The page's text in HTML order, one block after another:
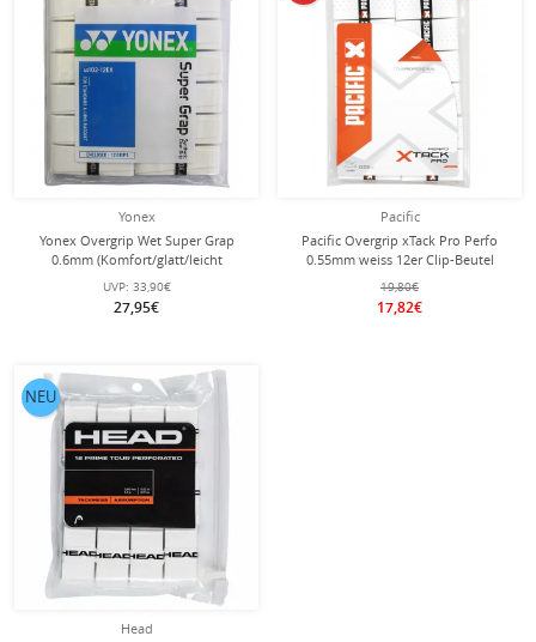
Yonex
Yonex Overgrip Wet Super Grap
0.6mm (Komfort/glatt/leicht
haftend) weiss 12er Clip-Beutel
UVP: 33,90€
27,95€
Pacific
Pacific Overgrip xTack Pro Perfo
0.55mm weiss 12er Clip-Beutel
19,80€
17,82€
Head
NEU